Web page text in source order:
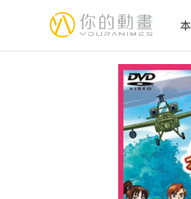
YourAnimes 你的動畫